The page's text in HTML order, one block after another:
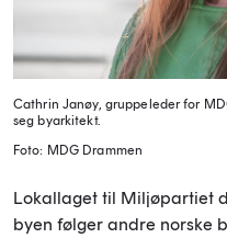
Cathrin Janøy, gruppeleder for
seg byarkitekt.
Foto: MDG Drammen
Lokallaget til Miljøpartiet
byen følger andre norske